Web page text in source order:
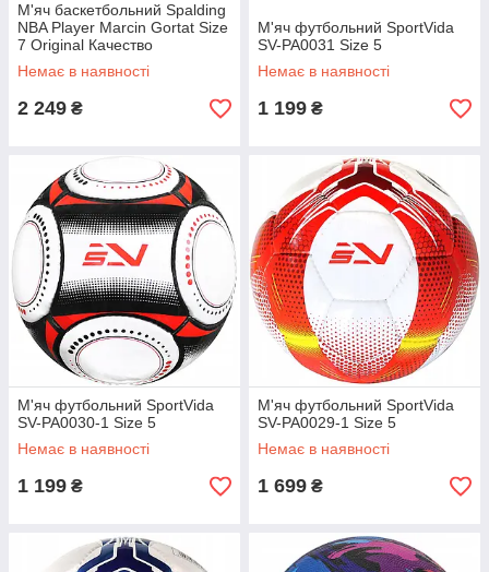
М'яч баскетбольний Spalding
NBA Player Marcin Gortat Size
7 Original Качество
Немає в наявності
2 249 ₴
М'яч футбольний SportVida
SV-PA0031 Size 5
Немає в наявності
1 199 ₴
М'яч футбольний SportVida
SV-PA0030-1 Size 5
Немає в наявності
1 199 ₴
М'яч футбольний SportVida
SV-PA0029-1 Size 5
Немає в наявності
1 699 ₴